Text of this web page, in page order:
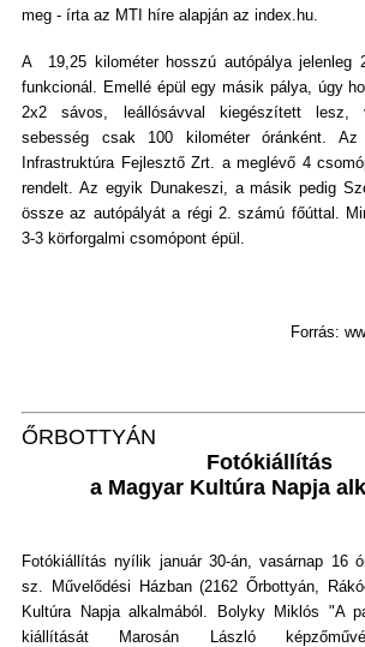
meg - írta az MTI híre alapján az index.hu.
A 19,25 kilométer hosszú autópálya jelenleg
funkcionál. Emellé épül egy másik pálya, úgy
2x2 sávos, leállósávval kiegészített lesz,
sebesség csak 100 kilométer óránként. Az
Infrastruktúra Fejlesztő Zrt. a meglévő 4
rendelt. Az egyik Dunakeszi, a másik pedig
össze az autópályát a régi 2. számú főúttal.
3-3 körforgalmi csomópont épül.
Forrás:
ŐRBOTTYÁN
Fotókiállítás
a Magyar Kultúra Napja
Fotókiállítás nyílik január 30-án, vasárnap 16
sz. Művelődési Házban (2162 Őrbottyán,
Kultúra Napja alkalmából. Bolyky Miklós "A
kiállítását Marosán László